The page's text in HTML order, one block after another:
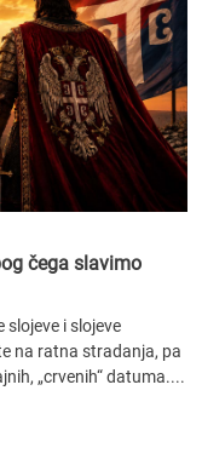
čega slavimo
i slojeve
na ratna stradanja, pa
„crvenih“ datuma....